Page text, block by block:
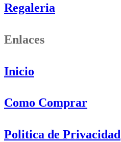
Regaleria
Enlaces
Inicio
Como Comprar
Politica de Privacidad